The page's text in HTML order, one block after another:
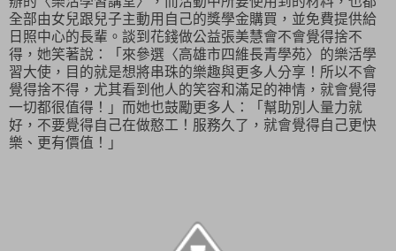
全部由女兒跟兒子主動用自己的獎學金購買，並免費提供給
日照中心的長輩。談到花錢做公益張美慧會不會覺得捨不
得，她笑著說：「來參選〈高雄市四維長青學苑〉的樂活學
習大使，目的就是想將串珠的樂趣與更多人分享！所以不會
覺得捨不得，尤其看到他人的笑容和滿足的神情，就會覺得
一切都很值得！」而她也鼓勵更多人：「幫助別人量力就
好，不要覺得自己在做憨工！服務久了，就會覺得自己更快
樂、更有價值！」